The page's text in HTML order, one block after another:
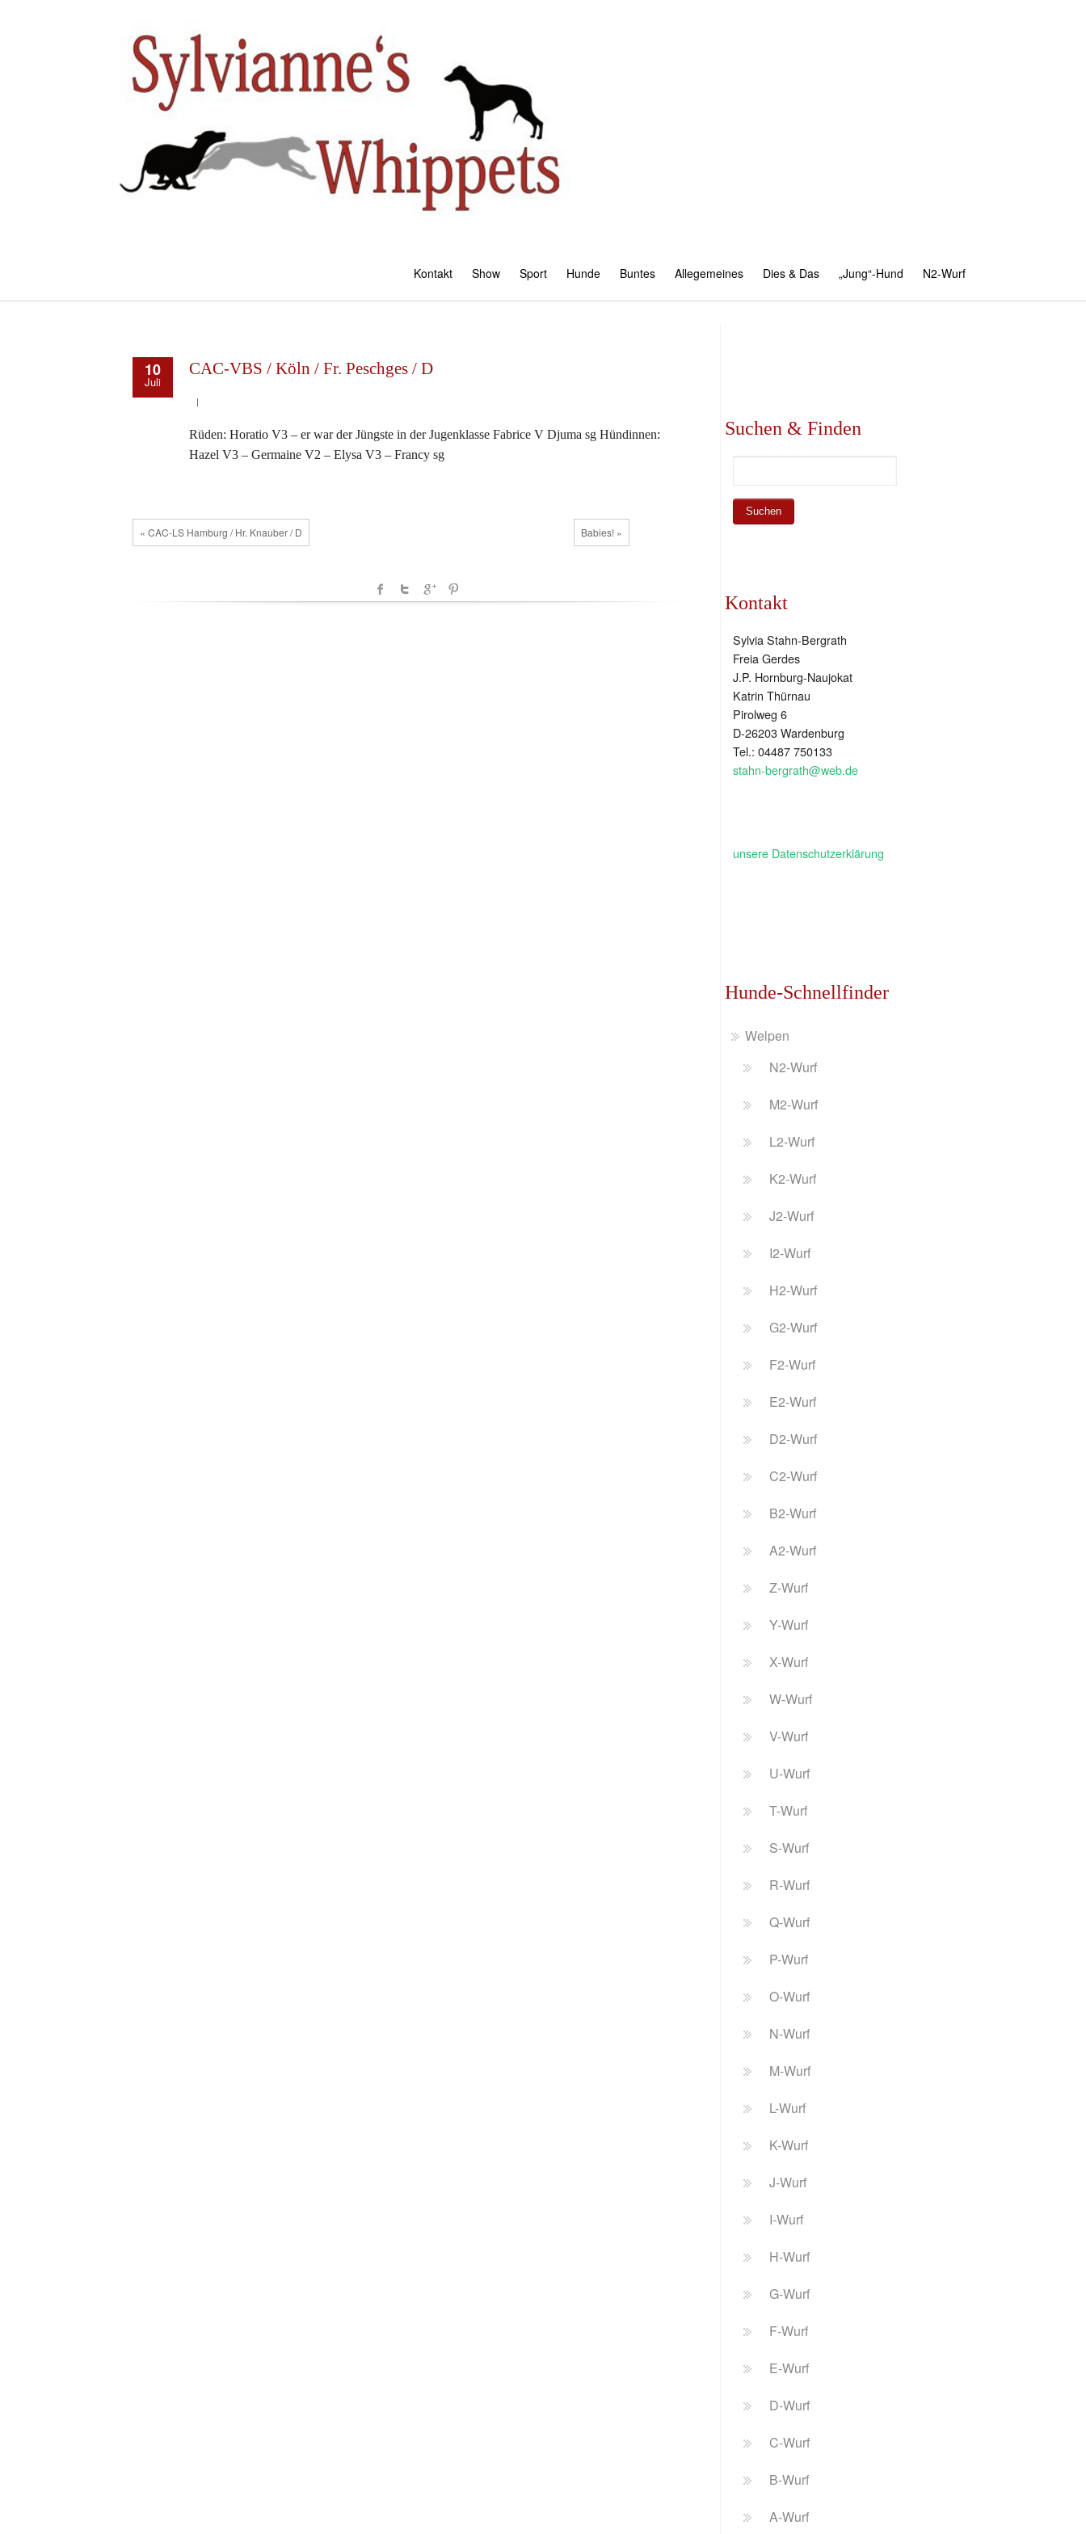
Kontakt Show Sport Hunde Buntes Allegemeines Dies & Das „Jung“-Hund N2-Wurf
10
Juli
CAC-VBS / Köln / Fr. Peschges / D
Rüden: Horatio V3 – er war der Jüngste in der Jugenklasse Fabrice V Djuma sg Hündinnen:
Hazel V3 – Germaine V2 – Elysa V3 – Francy sg
« CAC-LS Hamburg / Hr. Knauber / D Babies! »
Suchen & Finden
Kontakt
Sylvia Stahn-Bergrath
Freia Gerdes
J.P. Hornburg-Naujokat
Katrin Thürnau
Pirolweg 6
D-26203 Wardenburg
Tel.: 04487 750133
stahn-bergrath@web.de
unsere Datenschutzerklärung
Hunde-Schnellfinder
Welpen
N2-Wurf
M2-Wurf
L2-Wurf
K2-Wurf
J2-Wurf
I2-Wurf
H2-Wurf
G2-Wurf
F2-Wurf
E2-Wurf
D2-Wurf
C2-Wurf
B2-Wurf
A2-Wurf
Z-Wurf
Y-Wurf
X-Wurf
W-Wurf
V-Wurf
U-Wurf
T-Wurf
S-Wurf
R-Wurf
Q-Wurf
P-Wurf
O-Wurf
N-Wurf
M-Wurf
L-Wurf
K-Wurf
J-Wurf
I-Wurf
H-Wurf
G-Wurf
F-Wurf
E-Wurf
D-Wurf
C-Wurf
B-Wurf
A-Wurf